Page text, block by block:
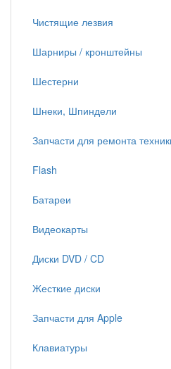
Чистящие лезвия
Шарниры / кронштейны
Шестерни
Шнеки, Шпиндели
Запчасти для ремонта
Flash
Батареи
Видеокарты
Диски DVD / CD
Жесткие диски
Запчасти для Apple
Клавиатуры